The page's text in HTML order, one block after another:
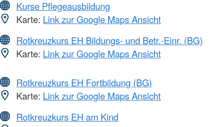
Kurse Pflegeausbildung
Karte: Link zur Google Maps Ansicht
Rotkreuzkurs EH Bildungs- und Betr.-Einr. (BG)
Karte: Link zur Google Maps Ansicht
Rotkreuzkurs EH Fortbildung (BG)
Karte: Link zur Google Maps Ansicht
Rotkreuzkurs EH am Kind